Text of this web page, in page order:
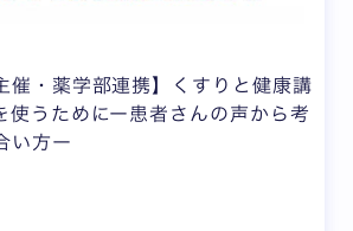
催・薬学部連携】くすりと健康講
うためにー患者さんの声から考
い方ー